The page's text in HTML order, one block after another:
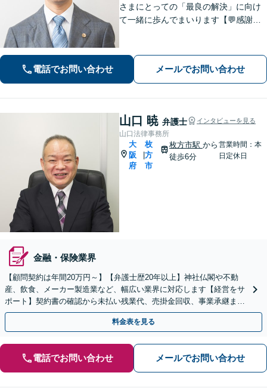
さまにとっての「最良の解決」に向け
て一緒に歩んでまいります【💬感謝の
年以上】【土日祝日対応】【枚方市駅3
0秒／駅近で便利】
電話でお問い合わせ メールでお問い合わせ
山口 暁 弁護士 インタビューを見る
山口法律事務所
大
阪
府
|
枚
方
市
枚方市駅 から
徒歩6分
営業時間：本
日定休日
金融・保険業界
【顧問契約は年間20万円～】【弁護士歴20年以上】神社仏閣や不動
産、飲食、メーカー製造業など、幅広い業界に対応します【経営をサ
ポート】契約書の確認から未払い残業代、売掛金回収、事業承継まで
お任せください【初回面談無料】【枚方市駅6分】
料金表を見る
電話でお問い合わせ メールでお問い合わせ